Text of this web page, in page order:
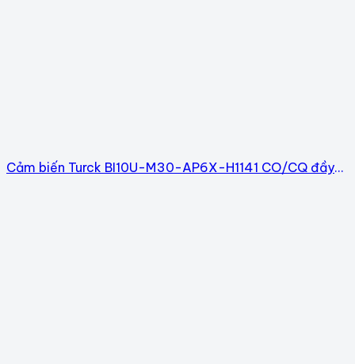
Cảm biến Turck BI10U-M30-AP6X-H1141 CO/CQ đầy